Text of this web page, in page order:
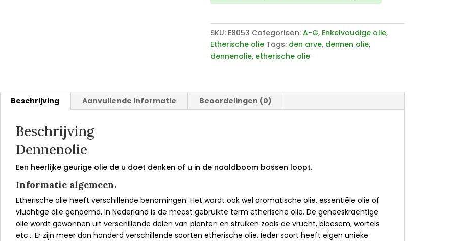
SKU: E8053 Categorieën: A-G, Enkelvoudige olie,
Etherische olie Tags: den arve, dennen olie,
dennenolie, etherische olie
Beschrijving Aanvullende informatie Beoordelingen (0)
Beschrijving
Dennenolie
Een heerlijke geurige olie de u doet denken of u in de naaldboom bossen loopt.
Informatie algemeen.
Etherische olie heeft verschillende benamingen. Het wordt ook wel aromatische olie, essentiële olie of
vluchtige olie genoemd. In Nederland is de meest gebruikte term etherische olie. De geneeskrachtige
olie wordt gewonnen uit verschillende delen van planten en struiken zoals de vrucht, bloesem, wortels
etc… Er zijn meer dan honderd verschillende soorten etherische olie. Ieder soort heeft eigen unieke